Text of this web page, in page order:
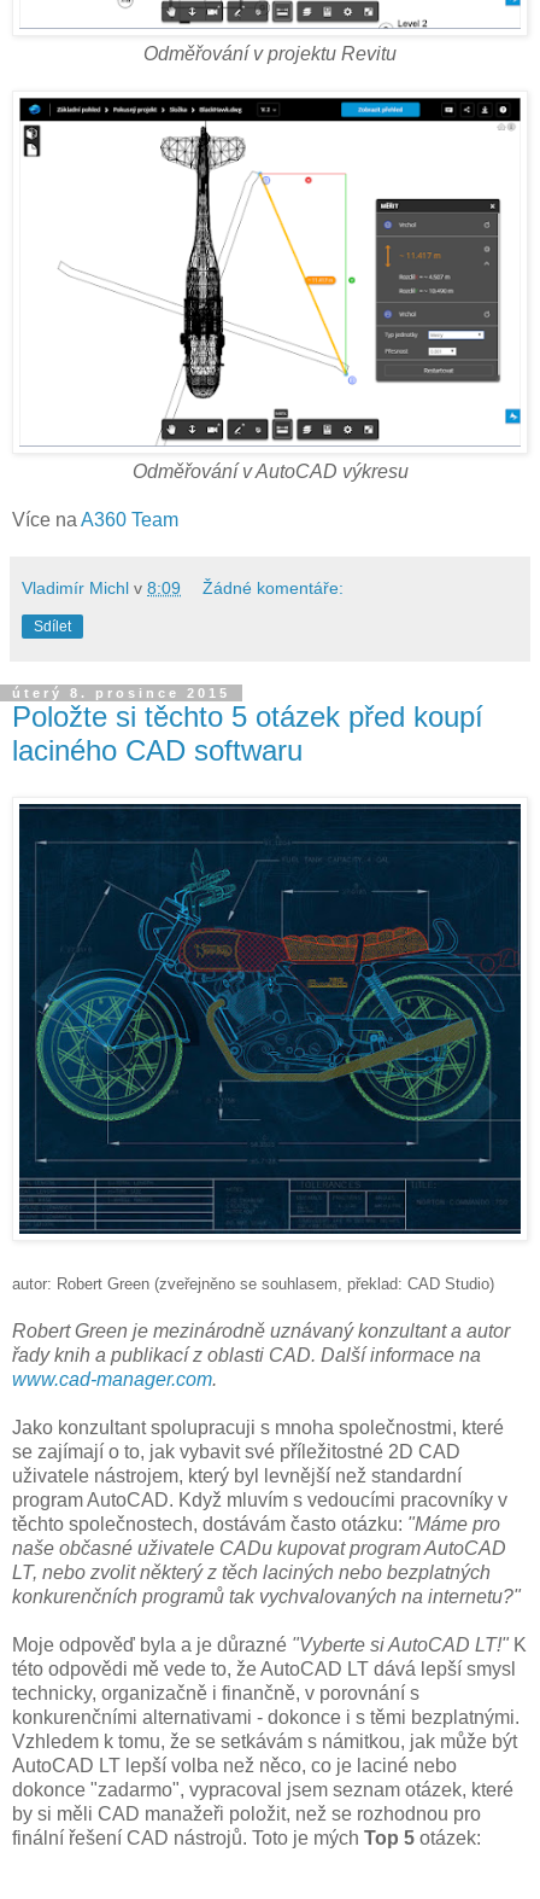
Odměřování v projektu Revitu
Odměřování v AutoCAD výkresu
Více na A360 Team
Vladimír Michl v 8:09 Žádné komentáře:
Sdílet
úterý 8. prosince 2015
Položte si těchto 5 otázek před koupí
laciného CAD softwaru
autor: Robert Green (zveřejněno se souhlasem, překlad: CAD Studio)
Robert Green je mezinárodně uznávaný konzultant a autor
řady knih a publikací z oblasti CAD. Další informace na
www.cad-manager.com.
Jako konzultant spolupracuji s mnoha společnostmi, které
se zajímají o to, jak vybavit své příležitostné 2D CAD
uživatele nástrojem, který byl levnější než standardní
program AutoCAD. Když mluvím s vedoucími pracovníky v
těchto společnostech, dostávám často otázku: "Máme pro
naše občasné uživatele CADu kupovat program AutoCAD
LT, nebo zvolit některý z těch laciných nebo bezplatných
konkurenčních programů tak vychvalovaných na internetu?"
Moje odpověď byla a je důrazné "Vyberte si AutoCAD LT!" K
této odpovědi mě vede to, že AutoCAD LT dává lepší smysl
technicky, organizačně i finančně, v porovnání s
konkurenčními alternativami - dokonce i s těmi bezplatnými.
Vzhledem k tomu, že se setkávám s námitkou, jak může být
AutoCAD LT lepší volba než něco, co je laciné nebo
dokonce "zadarmo", vypracoval jsem seznam otázek, které
by si měli CAD manažeři položit, než se rozhodnou pro
finální řešení CAD nástrojů. Toto je mých Top 5 otázek: